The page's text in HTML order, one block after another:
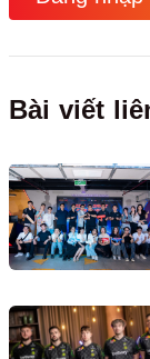
Bài viết